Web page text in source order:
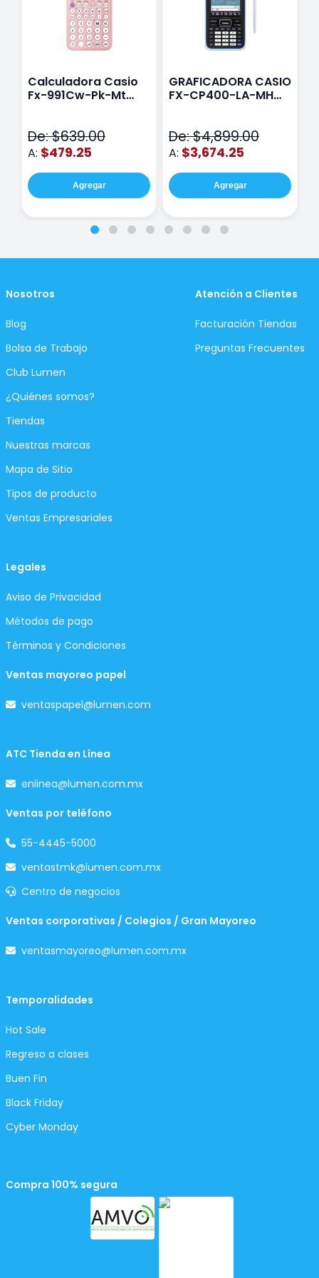
Calculadora Casio
Fx-991Cw-Pk-Mt
De: $639.00
A: $479.25
Agregar
GRAFICADORA CASIO
FX-CP400-LA-MH
De: $4,899.00
A: $3,674.25
Agregar
Nosotros
Blog
Bolsa de Trabajo
Club Lumen
¿Quiénes somos?
Tiendas
Nuestras marcas
Mapa de Sitio
Tipos de producto
Ventas Empresariales
Atención a Clientes
Facturación Tiendas
Preguntas Frecuentes
Legales
Aviso de Privacidad
Métodos de pago
Términos y Condiciones
Ventas mayoreo papel
ventaspapel@lumen.com
ATC Tienda en Línea
enlinea@lumen.com.mx
Ventas por teléfono
55-4445-5000
ventastmk@lumen.com.mx
Centro de negocios
Ventas corporativas / Colegios / Gran Mayoreo
ventasmayoreo@lumen.com.mx
Temporalidades
Hot Sale
Regreso a clases
Buen Fin
Black Friday
Cyber Monday
Compra 100% segura